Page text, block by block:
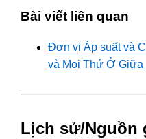
Bài viết liên quan
Đơn vị Áp suất và
và Mọi Thứ Ở Giữa
Lịch sử/Nguồn